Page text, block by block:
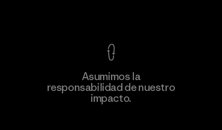
información
Asumimos la
responsabilidad de nuestro
impacto.